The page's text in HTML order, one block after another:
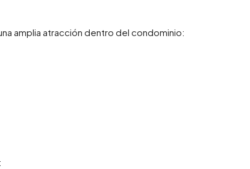
amplia atracción dentro del condominio: